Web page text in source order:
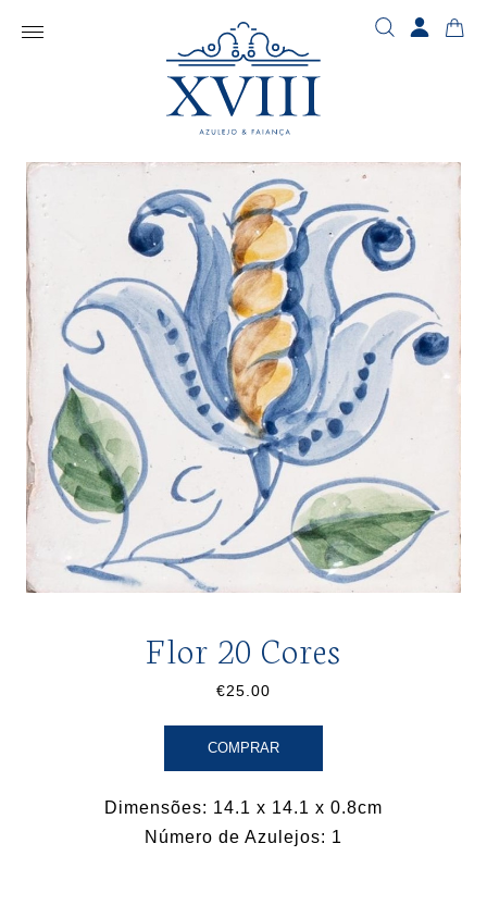
Flor 20 Cores
€25.00
COMPRAR
Dimensões: 14.1 x 14.1 x 0.8cm
Número de Azulejos: 1